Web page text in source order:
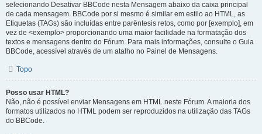
selecionando Desativar BBCode nesta Mensagem abaixo da caixa principal
de cada mensagem. BBCode por si mesmo é similar em estilo ao HTML, as
Etiquetas (TAGs) são incluídas entre parêntesis retos, como por [exemplo], em
vez de <exemplo> proporcionando uma maior facilidade na formatação dos
textos e mensagens dentro do Fórum. Para mais informações, consulte o Guia
BBCode, acessível através de um atalho no Painel de Mensagens.
Topo
Posso usar HTML?
Não, não é possível enviar Mensagens em HTML neste Fórum. A maioria dos
formatos utilizados no HTML podem ser reproduzidos na utilização das TAGs
do BBCode.